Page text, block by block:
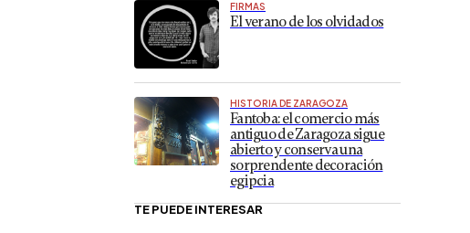
FIRMAS
El verano de los olvidados
HISTORIA DE ZARAGOZA
Fantoba: el comercio más
antiguo de Zaragoza sigue
abierto y conserva una
sorprendente decoración
egipcia
TE PUEDE INTERESAR